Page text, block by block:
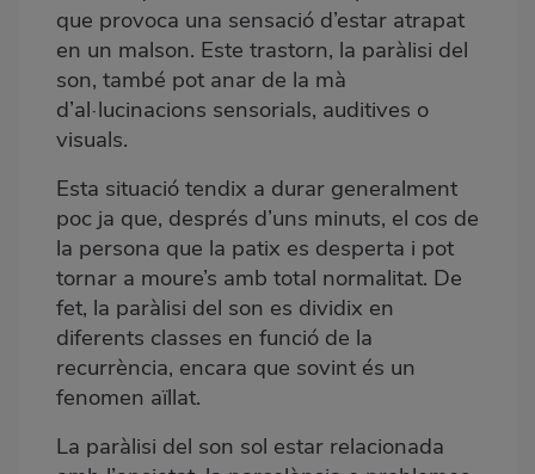
que provoca una sensació d’estar atrapat
en un malson. Este trastorn, la paràlisi del
son, també pot anar de la mà
d’al·lucinacions sensorials, auditives o
visuals.
Esta situació tendix a durar generalment
poc ja que, després d’uns minuts, el cos de
la persona que la patix es desperta i pot
tornar a moure’s amb total normalitat. De
fet, la paràlisi del son es dividix en
diferents classes en funció de la
recurrència, encara que sovint és un
fenomen aïllat.
La paràlisi del son sol estar relacionada